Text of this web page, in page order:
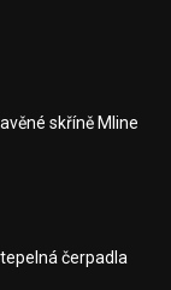
skříně Mline
čerpadla